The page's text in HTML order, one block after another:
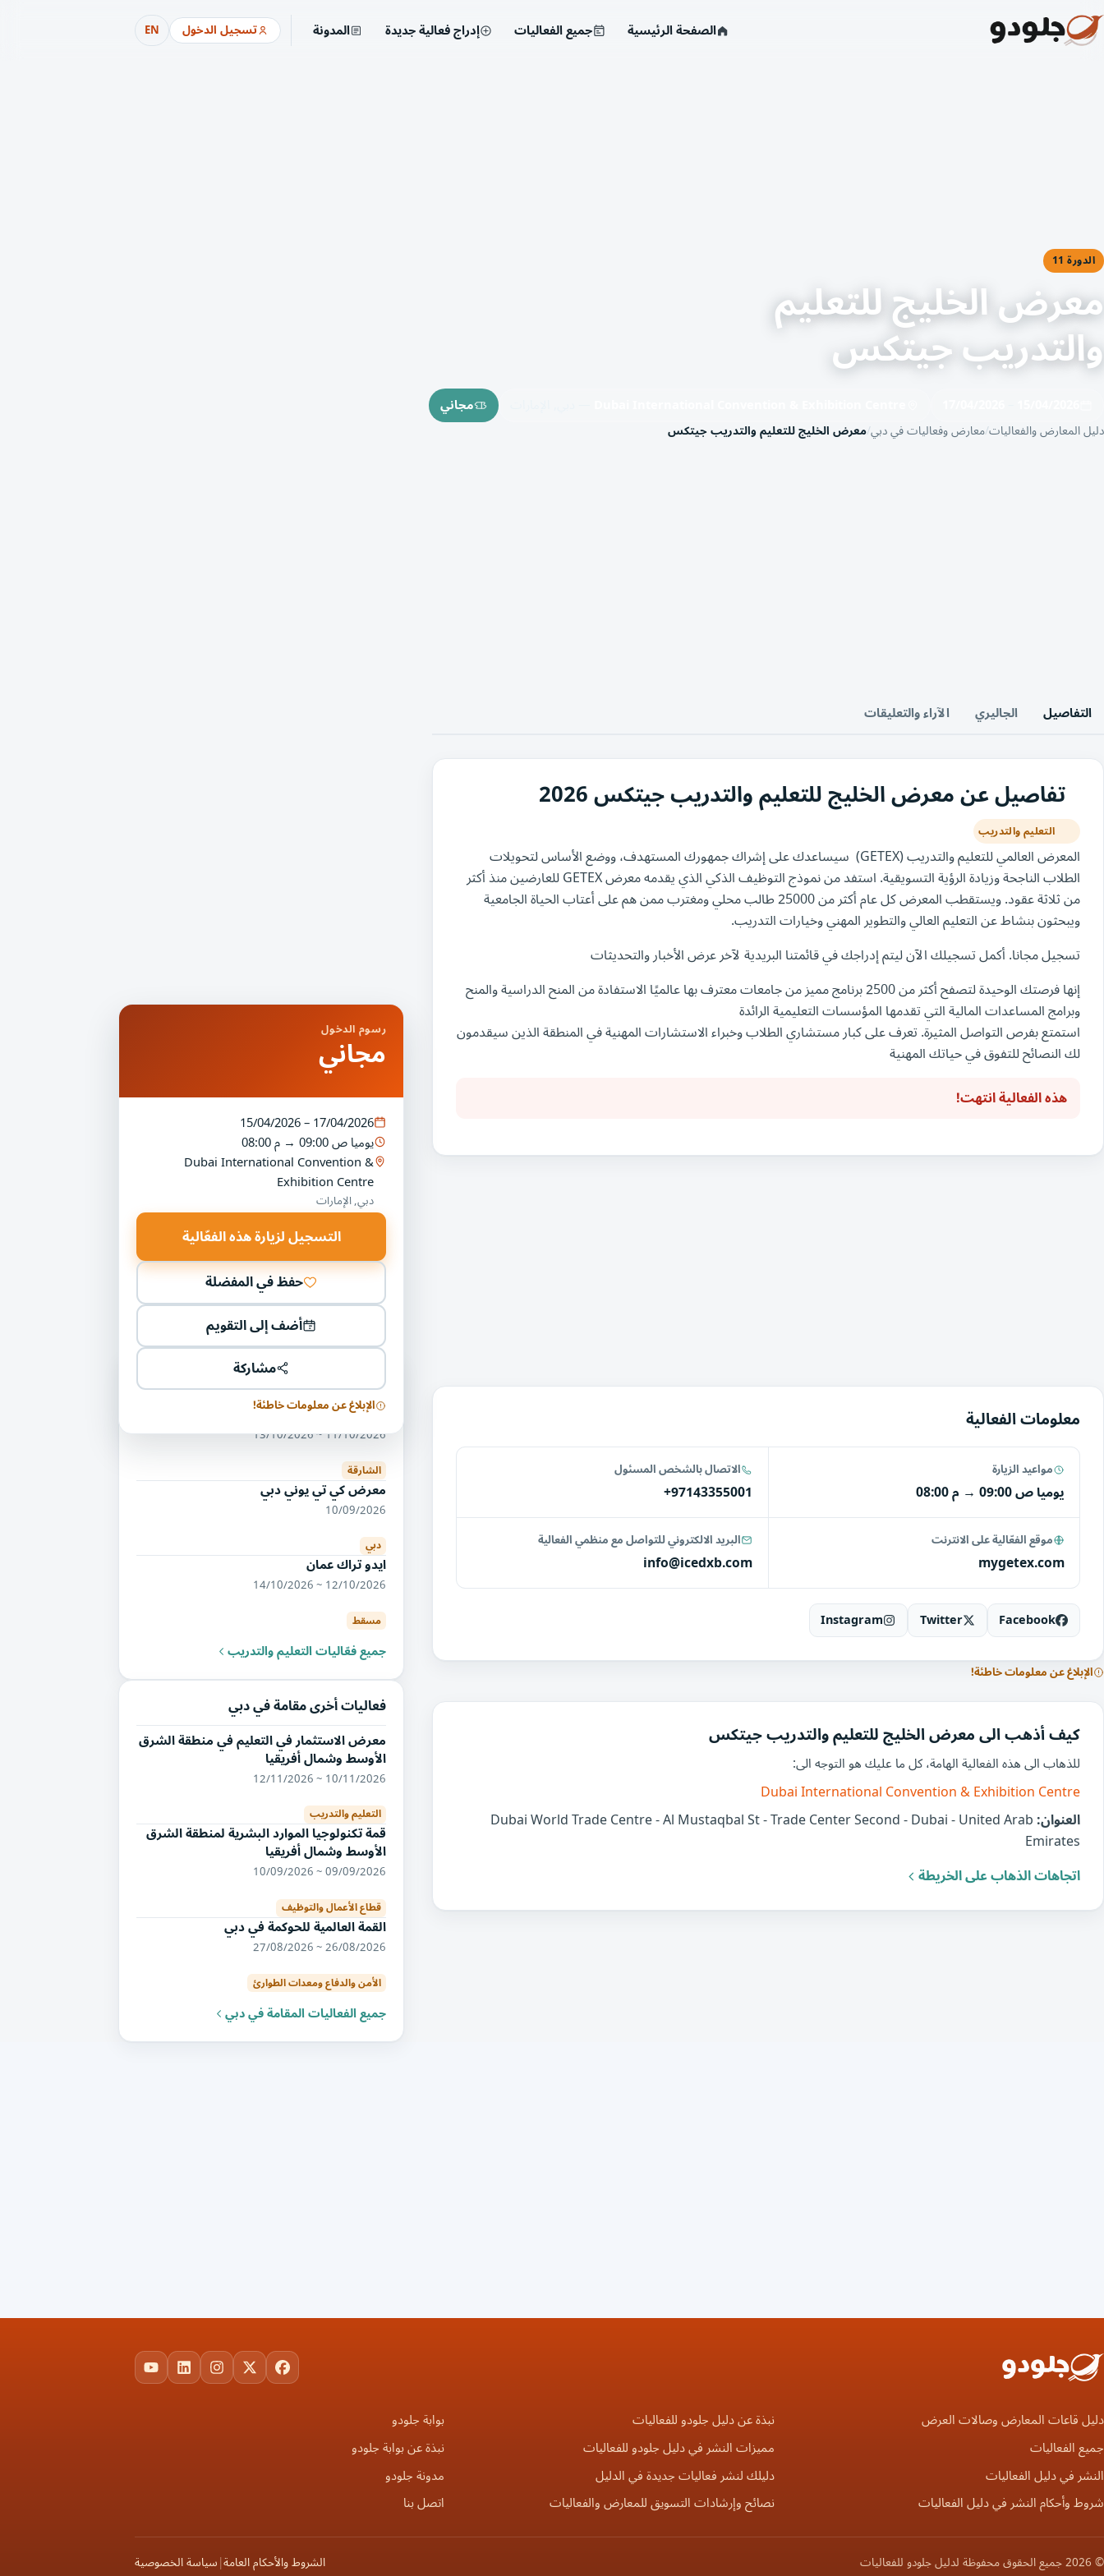
الصفحة الرئيسية جميع الفعاليات إدراج فعالية جديدة المدونة تسجيل الدخول EN
الدورة 11
معرض الخليج للتعليم
والتدريب جيتكس
مجاني
دليل المعارض والفعالياتمعارض وفعاليات في دبيمعرض الخليج للتعليم والتدريب جيتكس
التفاصيل الجاليري الآراء والتعليقات
تفاصيل عن معرض الخليج للتعليم والتدريب جيتكس 2026
التعليم والتدريب
المعرض العالمي للتعليم والتدريب (GETEX) سيساعدك على إشراك جمهورك المستهدف، ووضع الأساس لتحويلات
الطلاب الناجحة وزيادة الرؤية التسويقية. استفد من نموذج التوظيف الذكي الذي يقدمه معرض GETEX للعارضين منذ أكثر
من ثلاثة عقود. ويستقطب المعرض كل عام أكثر من 25000 طالب محلي ومغترب ممن هم على أعتاب الحياة الجامعية
ويبحثون بنشاط عن التعليم العالي والتطوير المهني وخيارات التدريب.
تسجيل مجانا. أكمل تسجيلك الآن ليتم إدراجك في قائمتنا البريدية لآخر عرض الأخبار والتحديثات
إنها فرصتك الوحيدة لتصفح أكثر من 2500 برنامج مميز من جامعات معترف بها عالميًا الاستفادة من المنح الدراسية والمنح
وبرامج المساعدات المالية التي تقدمها المؤسسات التعليمية الرائدة
استمتع بفرص التواصل المثيرة. تعرف على كبار مستشاري الطلاب وخبراء الاستشارات المهنية في المنطقة الذين سيقدمون
لك النصائح للتفوق في حياتك المهنية
هذه الفعالية انتهت!
معلومات الفعالية
مواعيد الزيارة
يوميا09:00 ص → 08:00 م
الاتصال بالشخص المسئول
+97143355001
موقع الفعّالية على الانترنت
mygetex.com
البريد الالكتروني للتواصل مع منظمي الفعالية
info@icedxb.com
Facebook
Twitter
Instagram
الإبلاغ عن معلومات خاطئة!
كيف أذهب الى معرض الخليج للتعليم والتدريب جيتكس
للذهاب الى هذه الفعالية الهامة، كل ما عليك هو التوجه الى:
Dubai International Convention & Exhibition Centre
العنوان:Dubai World Trade Centre - Al Mustaqbal St - Trade Center Second - Dubai - United Arab
Emirates
اتجاهات الذهاب على الخريطة
رسوم الدخول
مجاني
15/04/2026 – 17/04/2026
يوميا09:00 ص →08:00 م
Dubai International Convention &
Exhibition Centre
دبي, الإمارات
التسجيل لزيارة هذه الفعّالية
حفظ في المفضلة
أضف إلى التقويم
مشاركة
الإبلاغ عن معلومات خاطئة!
فعاليات أخرى في مجال التعليم والتدريب
معرض التعليم الدولي
11/10/2026 ~ 13/10/2026
الشارقة
معرض كي تي يوني دبي
10/09/2026
دبي
ايدو تراك عمان
12/10/2026 ~ 14/10/2026
مسقط
جميع فعّاليات التعليم والتدريب
فعاليات أخرى مقامة في دبي
معرض الاستثمار في التعليم في منطقة الشرق
الأوسط وشمال أفريقيا
10/11/2026 ~ 12/11/2026
التعليم والتدريب
قمة تكنولوجيا الموارد البشرية لمنطقة الشرق
الأوسط وشمال أفريقيا
09/09/2026 ~ 10/09/2026
قطاع الأعمال والتوظيف
القمة العالمية للحوكمة في دبي
26/08/2026 ~ 27/08/2026
الأمن والدفاع ومعدات الطوارئ
جميع الفعاليات المقامة في دبي
Facebook
X
Instagram
LinkedIn
YouTube
دليل قاعات المعارض وصالات العرض
جميع الفعاليات
النشر في دليل الفعاليات
شروط وأحكام النشر في دليل الفعاليات
نبذة عن دليل جلودو للفعاليات
مميزات النشر في دليل جلودو للفعاليات
دليلك لنشر فعاليات جديدة في الدليل
نصائح وإرشادات التسويق للمعارض والفعاليات
بوابة جلودو
نبذة عن بوابة جلودو
مدونة جلودو
اتصل بنا
© 2026 جميع الحقوق محفوظة لدليل جلودو للفعاليات الشروط والأحكام العامة|سياسة الخصوصية